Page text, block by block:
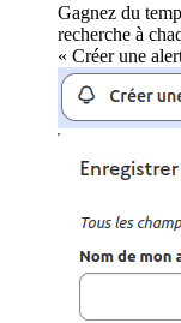
Gagnez du
recherche à
« Créer une